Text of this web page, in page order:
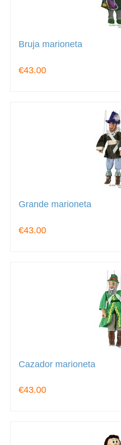
Bruja marioneta
€43.00
Grande marioneta
€43.00
Cazador marioneta
€43.00